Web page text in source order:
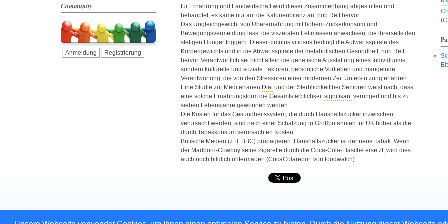
Community
Anmeldung Registrierung
für Ernährung und Landwirtschaft wird dieser Zusammenhang abgestritten und
behauptet, es käme nur auf die Kalorienbilanz an, hob Rett hervor.
Das Ungleichgewicht von Überernährung mit hohem Zuckerkonsum und
Bewegungsvermeidung lässt die viszeralen Fettmassen anwachsen, die ihrerseits den
stetigen Hunger triggern. Dieser circulus vitiosus bedingt die Aufwärtsspirale des
Körpergewichts und in die Abwärtsspirale der metabolischen Gesundheit, hob Rett
hervor. Verantwortlich sei nicht allein die genetische Ausstattung eines Individuums,
sondern kulturelle und soziale Faktoren, persönliche Vorlieben und mangelnde
Verantwortung, die von den Stressoren einer modernen Zeit Unterstützung erfahren.
Eine Studie zur Mediterranen Diätund der Sterblichkeit bei Senioren weist nach, dass
eine solche Ernährungsform die Gesamtsterblichkeitsignifikantverringert und bis zu
sieben Lebensjahre gewonnen werden.
Die Kosten für das Gesundheitssystem, die durch Haushaltszucker inzwischen
verursacht werden, sind nach einer Schätzung in Großbritannien für UK höher als die
durch Tabakkonsum verursachten Kosten.
Britische Medien (z.B. BBC) propagieren: Haushaltszucker ist der neue Tabak. Wenn
der Marlboro-Cowboy seine Zigarette durch die Coca-Cola-Flasche ersetzt, wird dies
auch noch bildlich untermauert (CocaColareport von foodwatch).